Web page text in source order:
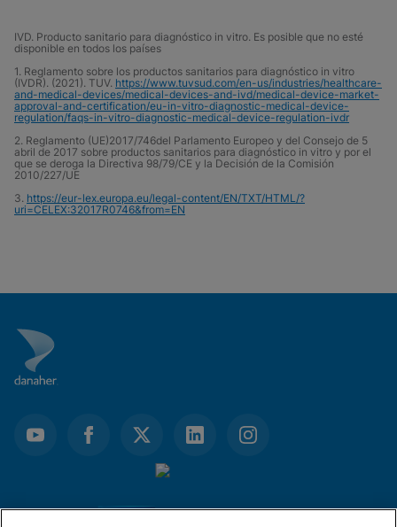
IVD. Producto sanitario para diagnóstico in vitro. Es posible que no esté
disponible en todos los países
1. Reglamento sobre los productos sanitarios para diagnóstico in vitro
(IVDR). (2021). TUV. https://www.tuvsud.com/en-us/industries/healthcare-
and-medical-devices/medical-devices-and-ivd/medical-device-market-
approval-and-certification/eu-in-vitro-diagnostic-medical-device-
regulation/faqs-in-vitro-diagnostic-medical-device-regulation-ivdr
2. Reglamento (UE)2017/746del Parlamento Europeo y del Consejo de 5
abril de 2017 sobre productos sanitarios para diagnóstico in vitro y por el
que se deroga la Directiva 98/79/CE y la Decisión de la Comisión
2010/227/UE
3. https://eur-lex.europa.eu/legal-content/EN/TXT/HTML/?
uri=CELEX:32017R0746&from=EN